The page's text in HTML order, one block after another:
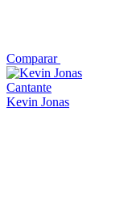
Comparar
Cantante
Kevin Jonas